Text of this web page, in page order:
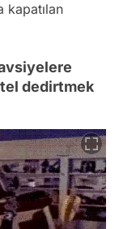
kapatılan
dedirtmek